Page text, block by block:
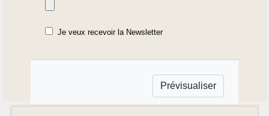
Je veux recevoir la Newsletter